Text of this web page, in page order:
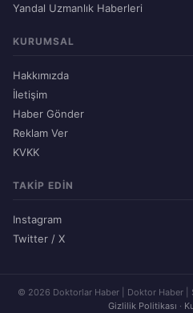
Yandal Uzmanlık Haberleri
KURUMSAL
Hakkımızda
İletişim
Haber Gönder
Reklam Ver
KVKK
TAKIP EDIN
Instagram
Twitter / X
© 2026 Doktorlar Haber | Doktor Haber |
Gizlilik Politikası ·